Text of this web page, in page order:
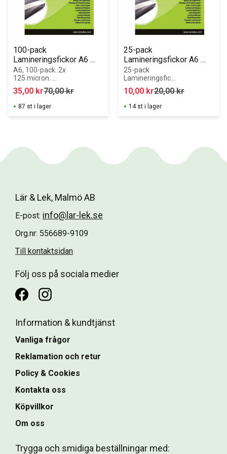
100-pack
Lamineringsfickor A6
Cerratus
A6, 100-pack. 2x
125 micron.
Klicka här för att
välja en annan
tjocklek. Bra
skydd för dina
35,00 kr70,00kr
87 st i lager
25-pack
Lamineringsfickor A6
CERRATUS
25-pack
Lamineringsficko
r A6 CERRATUS.
2x 75 micron.
Bra skydd för
dina dokument
10,00 kr20,00kr
14 st i lager
Lär & Lek, Malmö AB
E-post: info@lar-lek.se
Org.nr: 556689-9109
Till kontaktsidan
Följ oss på sociala medier
Information & kundtjänst
Vanliga frågor
Reklamation och retur
Policy & Cookies
Kontakta oss
Köpvillkor
Om oss
Trygga och smidiga beställningar med: